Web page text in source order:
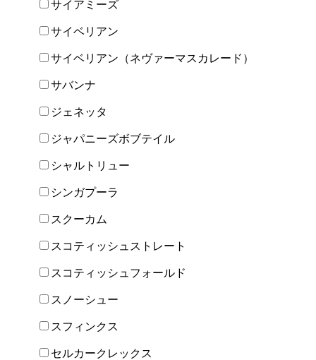
サイアミーズ
サイベリアン
サイベリアン（ネヴァーマスカレード）
サバンナ
ジェネッタ
ジャパニーズボブテイル
シャルトリュー
シンガプーラ
スクーカム
スコティッシュストレート
スコティッシュフォールド
スノーシュー
スフィンクス
セルカークレックス